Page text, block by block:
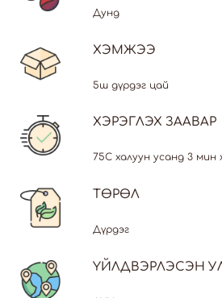
Дунд
ХЭМЖЭЭ
5ш дүрдэг цай
ХЭРЭГЛЭХ ЗААВАР
75С халуун усанд 3 мин
ТӨРӨЛ
Дүрдэг
ҮЙЛДВЭРЛЭСЭН